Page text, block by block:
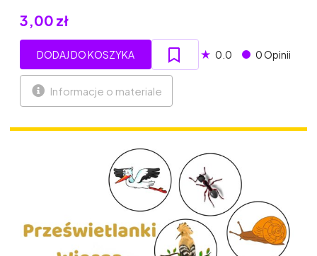
3,00 zł
DODAJ DO KOSZYKA ★ 0.0 0 Opinii
Informacje o materiale